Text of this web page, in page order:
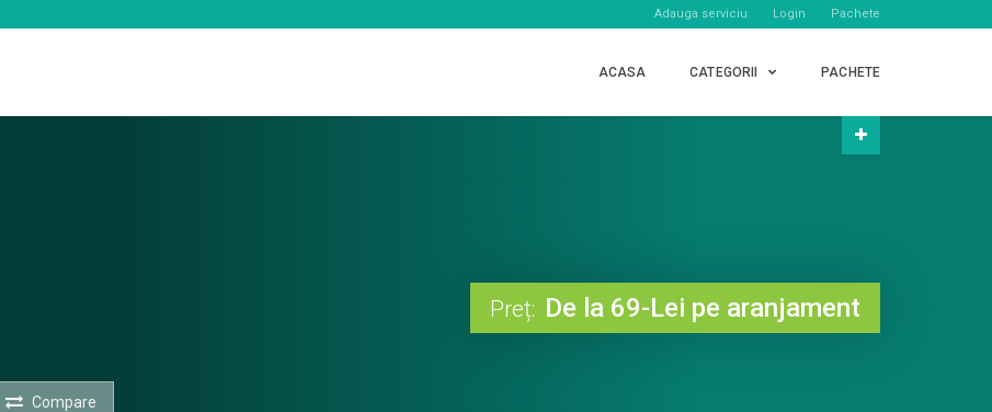
Adauga serviciu Login Pachete
ACASA CATEGORII PACHETE
Compare
Preț: De la 69-Lei pe aranjament